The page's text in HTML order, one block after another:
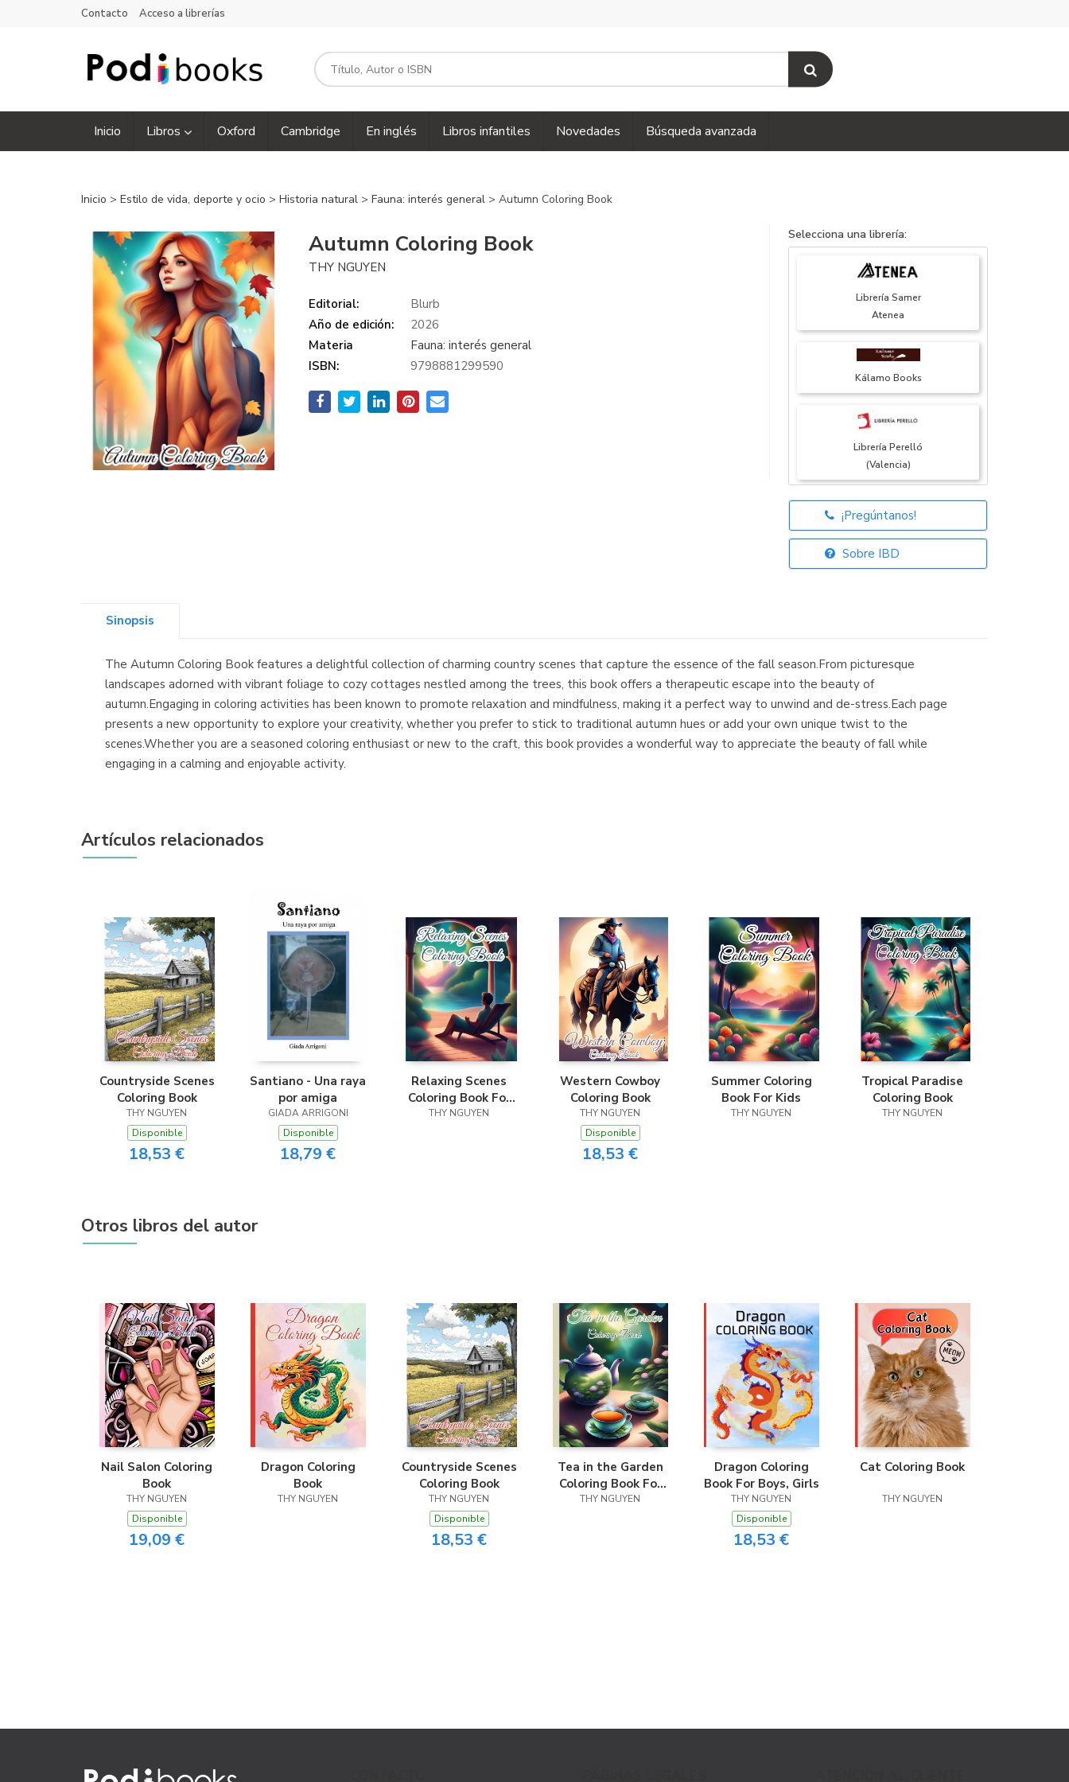
Contacto Acceso a librerías
Inicio Libros Oxford Cambridge En inglés Libros infantiles Novedades Búsqueda avanzada
Inicio > Estilo de vida, deporte y ocio > Historia natural > Fauna: interés general > Autumn Coloring Book
Autumn Coloring Book
THY NGUYEN
Editorial:
Blurb
Año de edición:
2026
Materia
Fauna: interés general
ISBN:
9798881299590
Selecciona una librería:
Librería Samer
Atenea
Kálamo Books
Librería Perelló
(Valencia)
Librería Elías
(Asturias)
Librería Proteo
¡Pregúntanos!
Sobre IBD
Sinopsis
The Autumn Coloring Book features a delightful collection of charming country scenes that capture the essence of the fall season.From picturesque
landscapes adorned with vibrant foliage to cozy cottages nestled among the trees, this book offers a therapeutic escape into the beauty of
autumn.Engaging in coloring activities has been known to promote relaxation and mindfulness, making it a perfect way to unwind and de-stress.Each page
presents a new opportunity to explore your creativity, whether you prefer to stick to traditional autumn hues or add your own unique twist to the
scenes.Whether you are a seasoned coloring enthusiast or new to the craft, this book provides a wonderful way to appreciate the beauty of fall while
engaging in a calming and enjoyable activity.
Artículos relacionados
Countryside Scenes
Coloring Book
THY NGUYEN
Disponible
18,53 €
Santiano - Una raya
por amiga
GIADA ARRIGONI
Disponible
18,79 €
Relaxing Scenes
Coloring Book For
Adults
THY NGUYEN
Western Cowboy
Coloring Book
THY NGUYEN
Disponible
18,53 €
Summer Coloring
Book For Kids
THY NGUYEN
Tropical Paradise
Coloring Book
THY NGUYEN
Otros libros del autor
Nail Salon Coloring
Book
THY NGUYEN
Disponible
19,09 €
Dragon Coloring
Book
THY NGUYEN
Countryside Scenes
Coloring Book
THY NGUYEN
Disponible
18,53 €
Tea in the Garden
Coloring Book For
Kids
THY NGUYEN
Dragon Coloring
Book For Boys, Girls
THY NGUYEN
Disponible
18,53 €
Cat Coloring Book
THY NGUYEN